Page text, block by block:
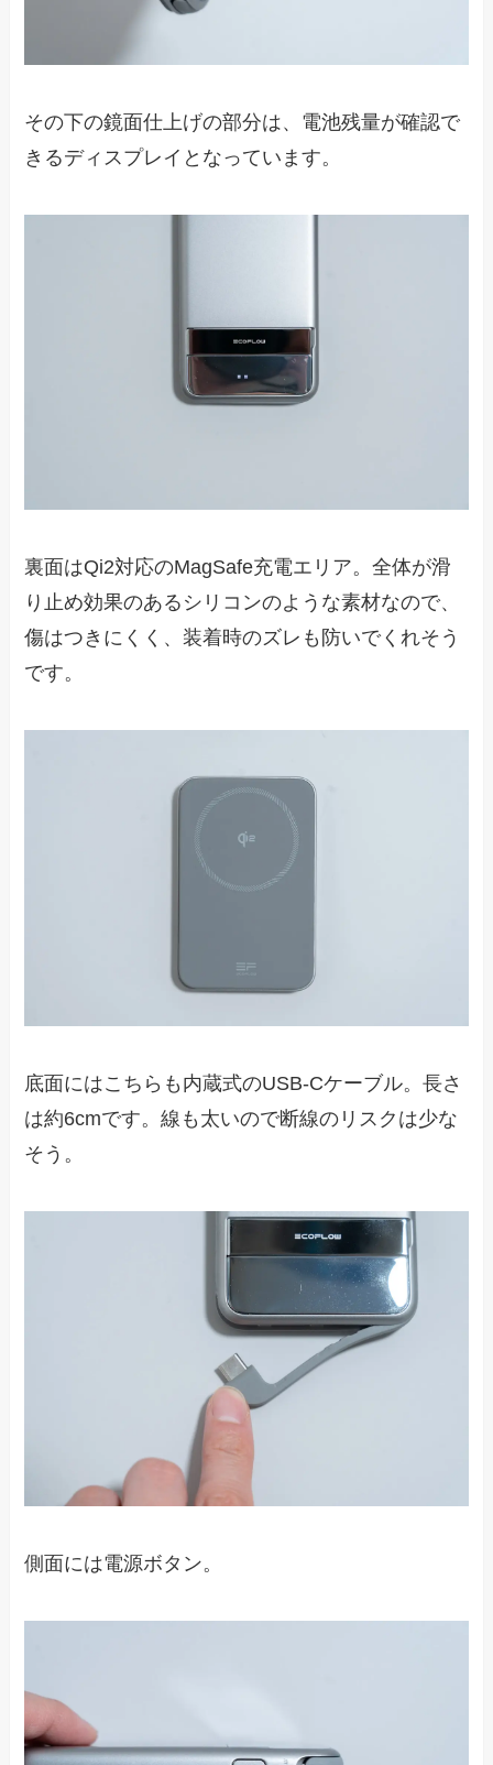
その下の鏡面仕上げの部分は、電池残量が確認で
きるディスプレイとなっています。
裏面はQi2対応のMagSafe充電エリア。全体が滑
り止め効果のあるシリコンのような素材なので、
傷はつきにくく、装着時のズレも防いでくれそう
です。
底面にはこちらも内蔵式のUSB-Cケーブル。長さ
は約6cmです。線も太いので断線のリスクは少な
そう。
側面には電源ボタン。